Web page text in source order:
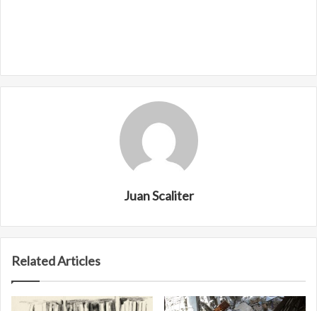
Juan Scaliter
Related Articles